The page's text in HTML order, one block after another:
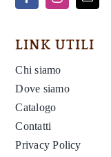
LINK UTILI
Chi siamo
Dove siamo
Catalogo
Contatti
Privacy Policy